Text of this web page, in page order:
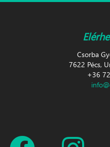
Csorba
7622 Pécs,
+36